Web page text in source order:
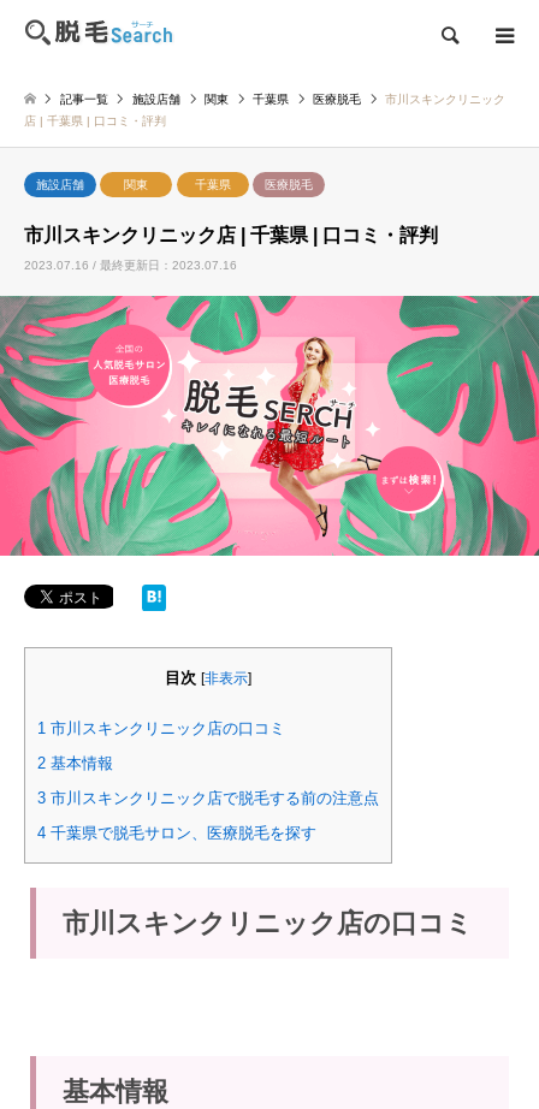
検索
記事一覧 施設店舗 関東 千葉県 医療脱毛
市川スキンクリニック
店 | 千葉県 | 口コミ・評判
施設店舗 関東 千葉県 医療脱毛
市川スキンクリニック店 | 千葉県 | 口コミ・評判
2023.07.16 / 最終更新日：2023.07.16
目次 [非表示]
1 市川スキンクリニック店の口コミ
2 基本情報
3 市川スキンクリニック店で脱毛する前の注意点
4 千葉県で脱毛サロン、医療脱毛を探す
市川スキンクリニック店の口コミ
基本情報